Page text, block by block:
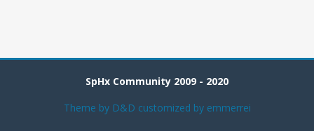
SpHx Community 2009 - 2020
Theme by D&D customized by emmerrei